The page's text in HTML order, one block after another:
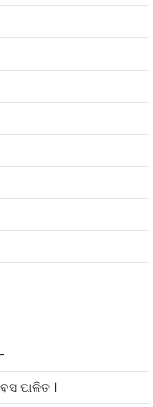
ପାଳିତ ।